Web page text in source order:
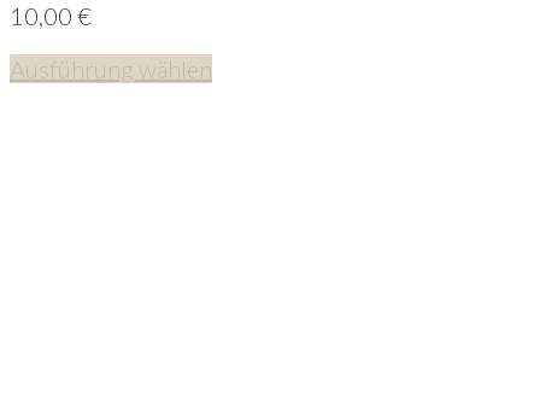
10,00 €
Ausführung wählen